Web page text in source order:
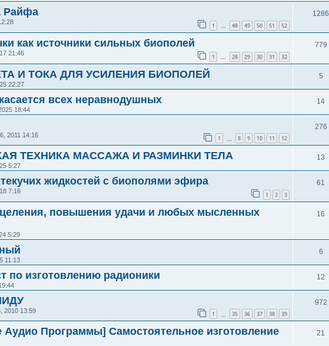
Райфа
1 … 48 49 50 51 52
1286
как источники сильных биополей
21:46 1 … 28 29 30 31 32
779
И ТОКА ДЛЯ УСИЛЕНИЯ БИОПОЛЕЙ
22:27
5
всех неравнодушных
18:44
14
2011 14:16 1 8 9 10 11 12
276
ТЕХНИКА МАССАЖА И РАЗМИНКИ ТЕЛА
5:27
13
жидкостей с биополями эфира
7:16 1 2 3
61
повышения удачи и любых мысленных
5:29
16
11:13
6
по изготовлению радионики 12
2010 13:59 1 35 36 37 38 39
972
Аудио Программы] Самостоятельное изготовление 21